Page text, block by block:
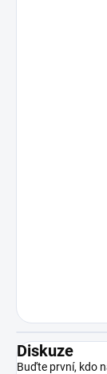
Diskuze
Buďte první, kdo